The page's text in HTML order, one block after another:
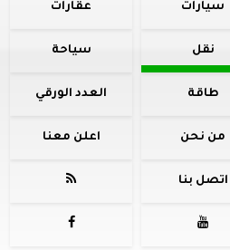
سيارات عقارات
نقل سياحة
طاقة العدد الورقي
من نحن اعلن معنا
اتصل بنا 

